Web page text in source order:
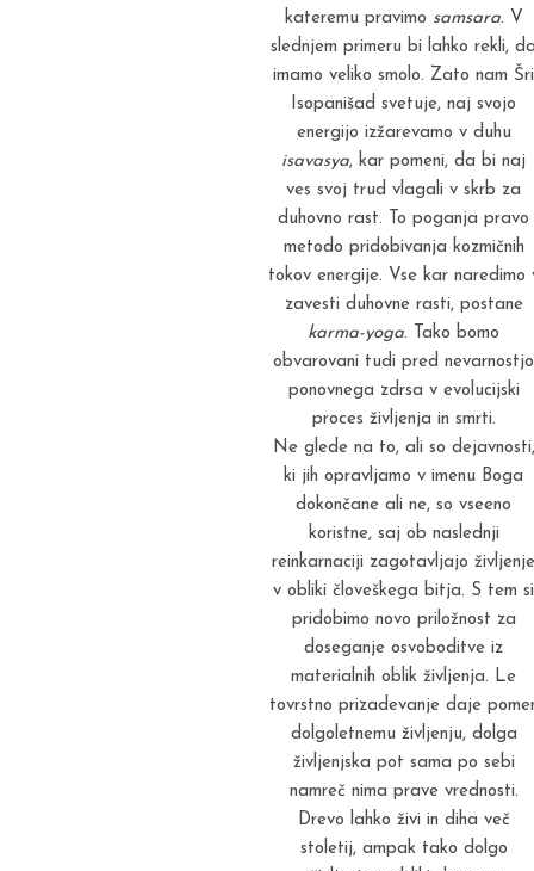
kateremu pravimo samsara. V
slednjem primeru bi lahko rekli,
imamo veliko smolo. Zato nam Šri
Isopanišad svetuje, naj svojo
energijo izžarevamo v duhu
isavasya, kar pomeni, da bi naj
ves svoj trud vlagali v skrb za
duhovno rast. To poganja pravo
metodo pridobivanja kozmičnih
tokov energije. Vse kar naredimo
zavesti duhovne rasti, postane
karma-yoga. Tako bomo
obvarovani tudi pred nevarnostjo
ponovnega zdrsa v evolucijski
proces življenja in smrti.
Ne glede na to, ali so dejavnosti,
ki jih opravljamo v imenu Boga
dokončane ali ne, so vseeno
koristne, saj ob naslednji
reinkarnaciji zagotavljajo življenje
v obliki človeškega bitja. S tem si
pridobimo novo priložnost za
doseganje osvoboditve iz
materialnih oblik življenja. Le
tovrstno prizadevanje daje
dolgoletnemu življenju, dolga
življenjska pot sama po sebi
namreč nima prave vrednosti.
Drevo lahko živi in diha več
stoletij, ampak tako dolgo